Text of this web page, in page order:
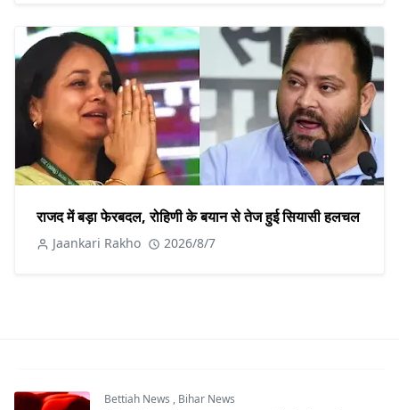
राजद में बड़ा फेरबदल, रोहिणी के बयान से तेज हुई सियासी हलचल
Jaankari Rakho 2026/8/7
Bettiah News , Bihar News